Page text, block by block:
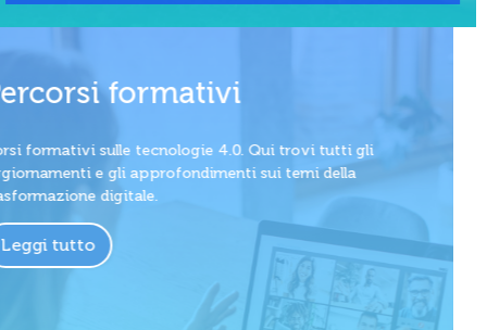
Percorsi formativi
Corsi formativi sulle tecnologie 4.0. Qui trovi tutti gli
aggiornamenti e gli approfondimenti sui temi della
trasformazione digitale.
Leggi tutto